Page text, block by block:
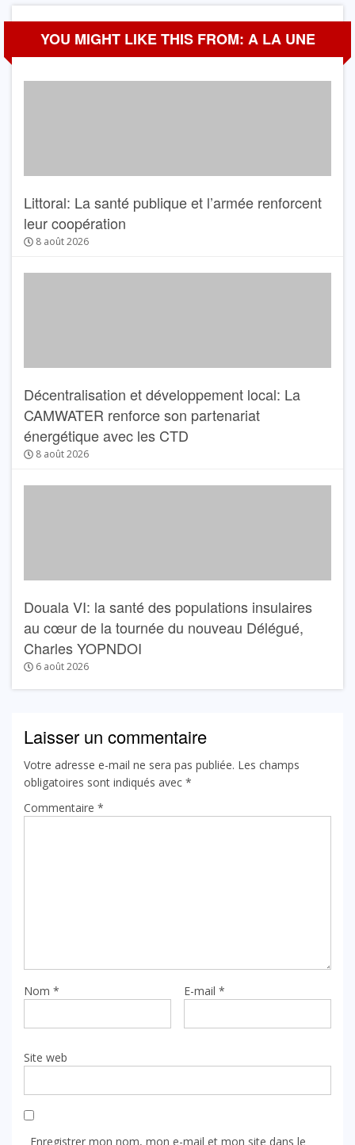
YOU MIGHT LIKE THIS FROM: A LA UNE
Littoral: La santé publique et l’armée renforcent
leur coopération
8 août 2026
Décentralisation et développement local: La
CAMWATER renforce son partenariat
énergétique avec les CTD
8 août 2026
Douala VI: la santé des populations insulaires
au cœur de la tournée du nouveau Délégué,
Charles YOPNDOI
6 août 2026
Laisser un commentaire
Votre adresse e-mail ne sera pas publiée. Les champs
obligatoires sont indiqués avec *
Commentaire *
Nom * E-mail *
Site web
Enregistrer mon nom, mon e-mail et mon site dans le